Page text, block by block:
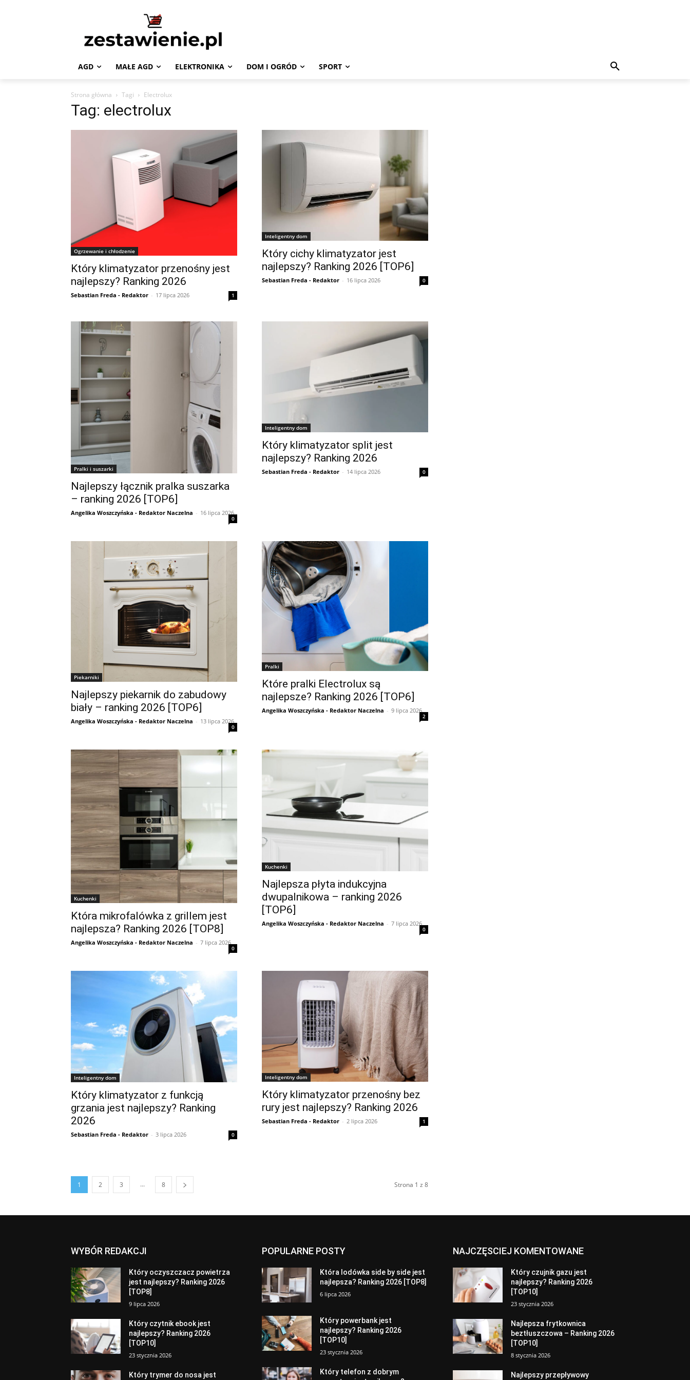
AGD MAŁE AGD ELEKTRONIKA DOM I OGRÓD SPORT
Strona główna Tagi Electrolux
Tag: electrolux
Ogrzewanie i chłodzenie
Który klimatyzator przenośny jest
najlepszy? Ranking 2026
Sebastian Freda - Redaktor - 17 lipca 2026 1
Inteligentny dom
Który cichy klimatyzator jest
najlepszy? Ranking 2026 [TOP6]
Sebastian Freda - Redaktor - 16 lipca 2026 0
Pralki i suszarki
Najlepszy łącznik pralka suszarka
– ranking 2026 [TOP6]
Angelika Woszczyńska - Redaktor Naczelna - 16 lipca 2026
0
Inteligentny dom
Który klimatyzator split jest
najlepszy? Ranking 2026
Sebastian Freda - Redaktor - 14 lipca 2026 0
Piekarniki
Najlepszy piekarnik do zabudowy
biały – ranking 2026 [TOP6]
Angelika Woszczyńska - Redaktor Naczelna - 13 lipca 2026
0
Pralki
Które pralki Electrolux są
najlepsze? Ranking 2026 [TOP6]
Angelika Woszczyńska - Redaktor Naczelna - 9 lipca 2026
2
Kuchenki
Która mikrofalówka z grillem jest
najlepsza? Ranking 2026 [TOP8]
Angelika Woszczyńska - Redaktor Naczelna - 7 lipca 2026
0
Kuchenki
Najlepsza płyta indukcyjna
dwupalnikowa – ranking 2026
[TOP6]
Angelika Woszczyńska - Redaktor Naczelna - 7 lipca 2026
0
Inteligentny dom
Który klimatyzator z funkcją
grzania jest najlepszy? Ranking
2026
Sebastian Freda - Redaktor - 3 lipca 2026 0
Inteligentny dom
Który klimatyzator przenośny bez
rury jest najlepszy? Ranking 2026
Sebastian Freda - Redaktor - 2 lipca 2026 1
1 2 3 ... 8 Strona 1 z 8
WYBÓR REDAKCJI
Który oczyszczacz powietrza
jest najlepszy? Ranking 2026
[TOP8]
9 lipca 2026
Który czytnik ebook jest
najlepszy? Ranking 2026
[TOP10]
23 stycznia 2026
Który trymer do nosa jest
POPULARNE POSTY
Która lodówka side by side jest
najlepsza? Ranking 2026 [TOP8]
6 lipca 2026
Który powerbank jest
najlepszy? Ranking 2026
[TOP10]
23 stycznia 2026
Który telefon z dobrym
NAJCZĘSCIEJ KOMENTOWANE
Który czujnik gazu jest
najlepszy? Ranking 2026
[TOP10]
23 stycznia 2026
Najlepsza frytkownica
beztłuszczowa – Ranking 2026
[TOP10]
8 stycznia 2026
Najlepszy przepływowy